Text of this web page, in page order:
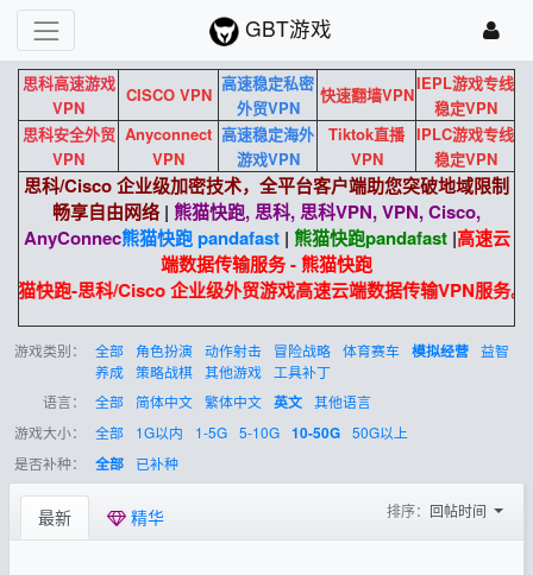
GBT游戏
思科高速游戏
VPN
CISCO VPN
高速稳定私密
外贸VPN
快速翻墙VPN
IEPL游戏专线
稳定VPN
思科安全外贸
VPN
Anyconnect
VPN
高速稳定海外
游戏VPN
Tiktok直播
VPN
IPLC游戏专线
稳定VPN
思科/Cisco 企业级加密技术，全平台客户端助您突破地域限制
畅享自由网络 | 熊猫快跑, 思科, 思科VPN, VPN, Cisco,
AnyConnec熊猫快跑 pandafast| 熊猫快跑pandafast|高速云
端数据传输服务 - 熊猫快跑
猫快跑-思科/Cisco 企业级外贸游戏高速云端数据传输VPN服务。
游戏类别： 全部 角色扮演 动作射击 冒险战略 体育赛车 模拟经营 益智
养成 策略战棋 其他游戏
工具补丁
语言：
全部 简体中文 繁体中文 英文 其他语言
游戏大小：
全部 1G以内 1-5G 5-10G 10-50G 50G以上
是否补种：
全部 已补种
最新 精华 排序： 回帖时间